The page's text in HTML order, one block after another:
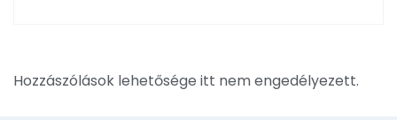
Hozzászólások lehetősége itt nem engedélyezett.